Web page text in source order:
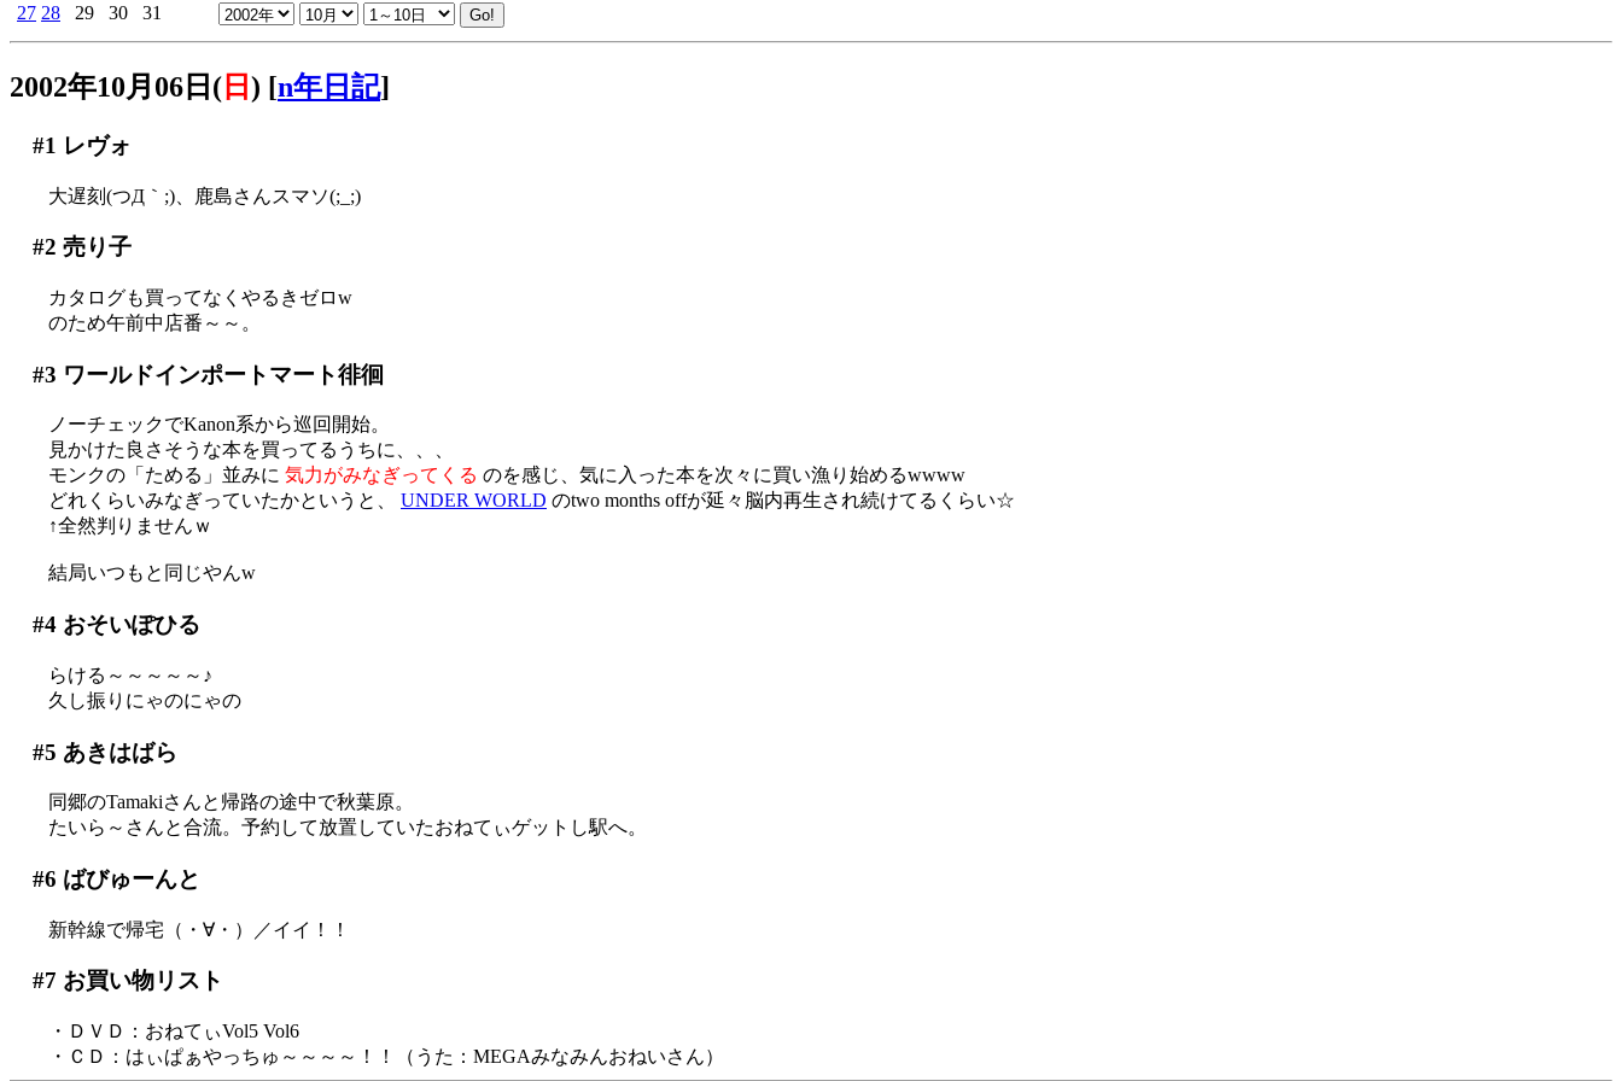
27 28 29 30 31
2002年10月06日( 日 ) [n年日記]
#1 レヴォ
大遅刻(つД｀;)、鹿島さんスマソ(;_;)
#2 売り子
カタログも買ってなくやるきゼロw
のため午前中店番～～。
#3 ワールドインポートマート徘徊
ノーチェックでKanon系から巡回開始。
見かけた良さそうな本を買ってるうちに、、、
モンクの「ためる」並みに 気力がみなぎってくる のを感じ、気に入った本を次々に買い漁り始めるwwww
どれくらいみなぎっていたかというと、 UNDER WORLD のtwo months offが延々脳内再生され続けてるくらい☆
↑全然判りませんｗ
結局いつもと同じやんw
#4おそいぽひる
らける～～～～～♪
久し振りにゃのにゃの
#5 あきはばら
同郷のTamakiさんと帰路の途中で秋葉原。
たいら～さんと合流。予約して放置していたおねてぃゲットし駅へ。
#6 ばびゅーんと
新幹線で帰宅（・∀・）／イイ！！
#7 お買い物リスト
・ＤＶＤ：おねてぃVol5 Vol6
・ＣＤ：はぃぱぁやっちゅ～～～～！！（うた：MEGAみなみんおねいさん）